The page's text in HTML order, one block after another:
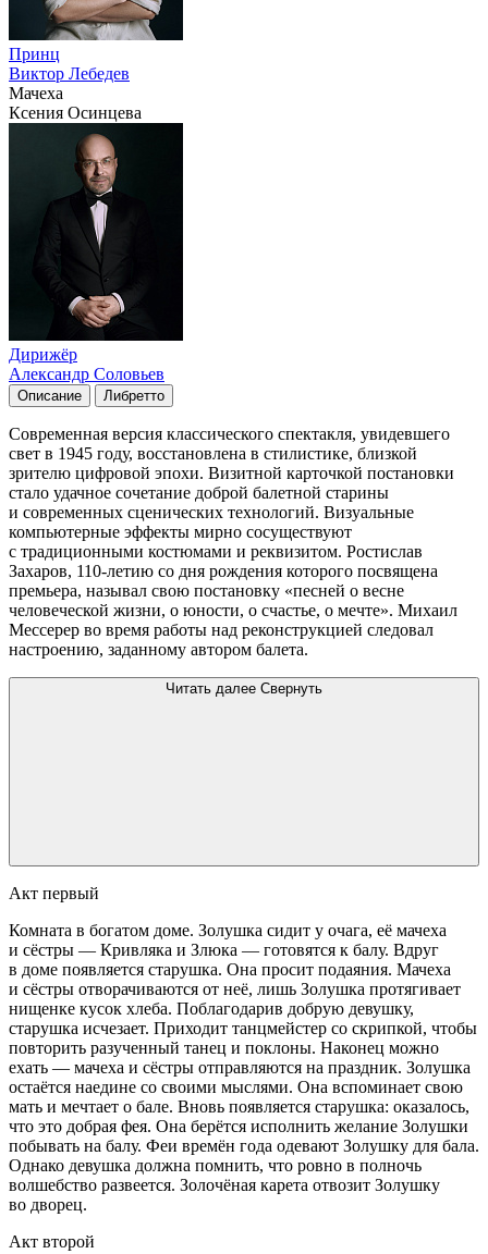
Принц
Виктор Лебедев
Мачеха
Ксения Осинцева
Дирижёр
Александр Соловьев
Описание Либретто
Современная версия классического спектакля, увидевшего
свет в 1945 году, восстановлена в стилистике, близкой
зрителю цифровой эпохи. Визитной карточкой постановки
стало удачное сочетание доброй балетной старины
и современных сценических технологий. Визуальные
компьютерные эффекты мирно сосуществуют
с традиционными костюмами и реквизитом. Ростислав
Захаров, 110-летию со дня рождения которого посвящена
премьера, называл свою постановку «песней о весне
человеческой жизни, о юности, о счастье, о мечте». Михаил
Мессерер во время работы над реконструкцией следовал
настроению, заданному автором балета.
Читать далее Свернуть
Акт первый
Комната в богатом доме. Золушка сидит у очага, её мачеха
и сёстры — Кривляка и Злюка — готовятся к балу. Вдруг
в доме появляется старушка. Она просит подаяния. Мачеха
и сёстры отворачиваются от неё, лишь Золушка протягивает
нищенке кусок хлеба. Поблагодарив добрую девушку,
старушка исчезает. Приходит танцмейстер со скрипкой, чтобы
повторить разученный танец и поклоны. Наконец можно
ехать — мачеха и сёстры отправляются на праздник. Золушка
остаётся наедине со своими мыслями. Она вспоминает свою
мать и мечтает о бале. Вновь появляется старушка: оказалось,
что это добрая фея. Она берётся исполнить желание Золушки
побывать на балу. Феи времён года одевают Золушку для бала.
Однако девушка должна помнить, что ровно в полночь
волшебство развеется. Золочёная карета отвозит Золушку
во дворец.
Акт второй